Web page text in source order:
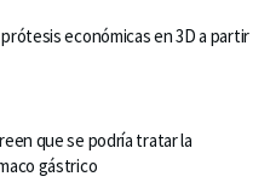
económicas en 3D a partir
que se podría tratar la
gástrico